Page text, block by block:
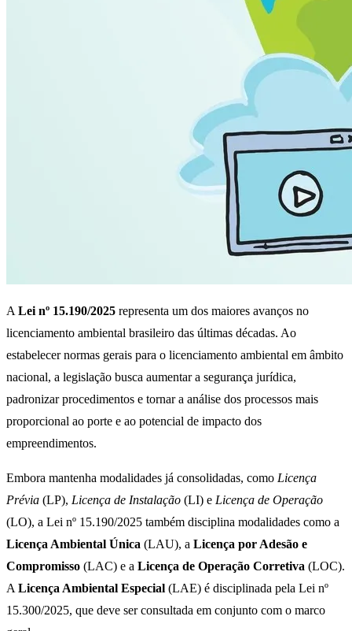
A Lei nº 15.190/2025 representa um dos maiores avanços no
licenciamento ambiental brasileiro das últimas décadas. Ao
estabelecer normas gerais para o licenciamento ambiental em âmbito
nacional, a legislação busca aumentar a segurança jurídica,
padronizar procedimentos e tornar a análise dos processos mais
proporcional ao porte e ao potencial de impacto dos
empreendimentos.
Embora mantenha modalidades já consolidadas, como Licença
Prévia (LP), Licença de Instalação (LI) e Licença de Operação
(LO), a Lei nº 15.190/2025 também disciplina modalidades como a
Licença Ambiental Única (LAU), a Licença por Adesão e
Compromisso (LAC) e a Licença de Operação Corretiva (LOC).
A Licença Ambiental Especial (LAE) é disciplinada pela Lei nº
15.300/2025, que deve ser consultada em conjunto com o marco